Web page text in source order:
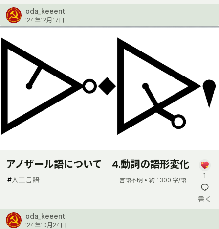
oda_keeent
’24年12月17日
アノザール語について 4.動詞の語形変化
#人工言語 言語不明 • 約 1300 字/語
1
書く
oda_keeent
’24年10月24日